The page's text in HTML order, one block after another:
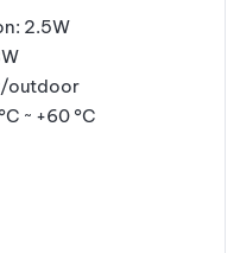
2.5W
outdoor
~ +60 °C